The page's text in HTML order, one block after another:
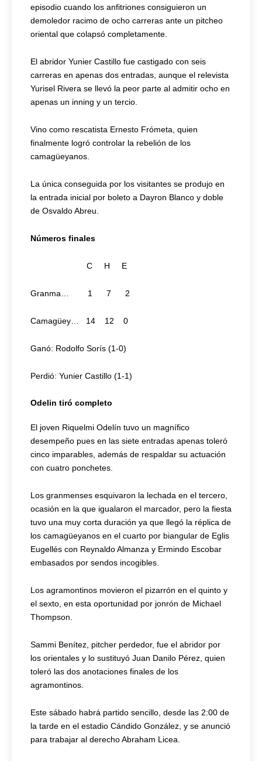
episodio cuando los anfitriones consiguieron un
demoledor racimo de ocho carreras ante un pitcheo
oriental que colapsó completamente.
El abridor Yunier Castillo fue castigado con seis
carreras en apenas dos entradas, aunque el relevista
Yurisel Rivera se llevó la peor parte al admitir ocho en
apenas un inning y un tercio.
Vino como rescatista Ernesto Frómeta, quien
finalmente logró controlar la rebelión de los
camagüeyanos.
La única conseguida por los visitantes se produjo en
la entrada inicial por boleto a Dayron Blanco y doble
de Osvaldo Abreu.
Números finales
C H E
Granma… 1 7 2
Camagüey… 14 12 0
Ganó: Rodolfo Sorís (1-0)
Perdió: Yunier Castillo (1-1)
Odelin tiró completo
El joven Riquelmi Odelín tuvo un magnífico
desempeño pues en las siete entradas apenas toleró
cinco imparables, además de respaldar su actuación
con cuatro ponchetes.
Los granmenses esquivaron la lechada en el tercero,
ocasión en la que igualaron el marcador, pero la fiesta
tuvo una muy corta duración ya que llegó la réplica de
los camagüeyanos en el cuarto por biangular de Eglis
Eugellés con Reynaldo Almanza y Ermindo Escobar
embasados por sendos incogibles.
Los agramontinos movieron el pizarrón en el quinto y
el sexto, en esta oportunidad por jonrón de Michael
Thompson.
Sammi Benítez, pitcher perdedor, fue el abridor por
los orientales y lo sustituyó Juan Danilo Pérez, quien
toleró las dos anotaciones finales de los
agramontinos.
Este sábado habrá partido sencillo, desde las 2:00 de
la tarde en el estadio Cándido González, y se anunció
para trabajar al derecho Abraham Licea.